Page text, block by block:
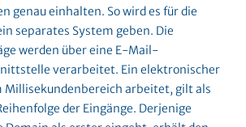
genau einhalten. So wird es für die
separates System geben. Die
werden über eine E-Mail-
verarbeitet. Ein elektronischer
arbeitet, gilt als
der Eingänge. Derjenige